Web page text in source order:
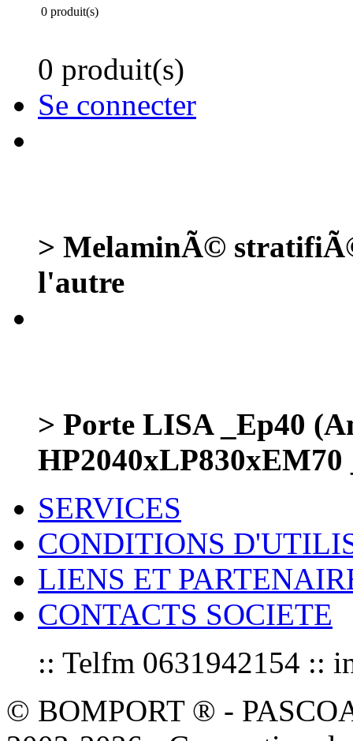
0 produit(s)
0 produit(s)
Se connecter
> MelaminÃ©
l'autre
> Porte LISA _Ep40
HP2040xLP830xEM70
SERVICES
CONDITIONS
LIENS ET
CONTACTS SOCIETE
:: Telfm 0631942154 ::
© BOMPORT ® -